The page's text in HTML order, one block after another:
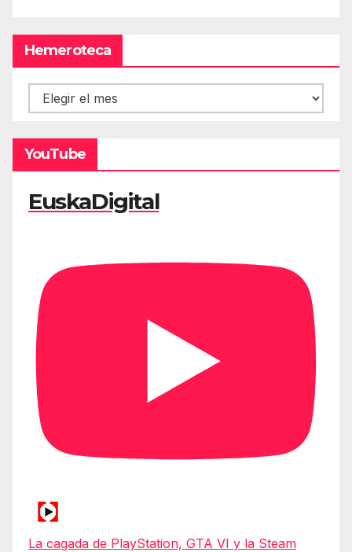
Hemeroteca
Hemeroteca
YouTube
EuskaDigital
La cagada de PlayStation, GTA VI y la Steam